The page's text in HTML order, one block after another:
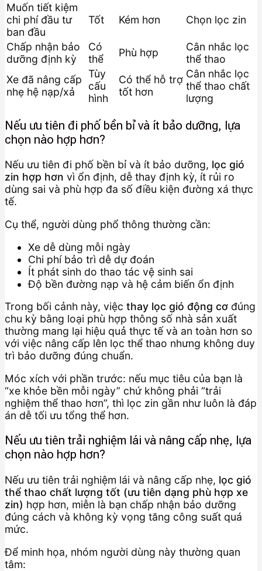
Muốn tiết kiệm
chi phí đầu tư
ban đầu
Tốt Kém hơn Chọn lọc zin
Chấp nhận bảo
dưỡng định kỳ
Có
thể
Phù hợp
Cân nhắc lọc
thể thao
Xe đã nâng cấp
nhẹ hệ nạp/xả
Tùy
cấu
hình
Có thể hỗ trợ
tốt hơn
Cân nhắc lọc
thể thao chất
lượng
Nếu ưu tiên đi phố bền bỉ và ít bảo dưỡng, lựa
chọn nào hợp hơn?
Nếu ưu tiên đi phố bền bỉ và ít bảo dưỡng, lọc gió
zin hợp hơn vì ổn định, dễ thay định kỳ, ít rủi ro
dùng sai và phù hợp đa số điều kiện đường xá thực
tế.
Cụ thể, người dùng phổ thông thường cần:
Xe dễ dùng mỗi ngày
Chi phí bảo trì dễ dự đoán
Ít phát sinh do thao tác vệ sinh sai
Độ bền đường nạp và hệ cảm biến ổn định
Trong bối cảnh này, việc thay lọc gió động cơ đúng
chu kỳ bằng loại phù hợp thông số nhà sản xuất
thường mang lại hiệu quả thực tế và an toàn hơn so
với việc nâng cấp lên lọc thể thao nhưng không duy
trì bảo dưỡng đúng chuẩn.
Móc xích với phần trước: nếu mục tiêu của bạn là
“xe khỏe bền mỗi ngày” chứ không phải “trải
nghiệm thể thao hơn”, thì lọc zin gần như luôn là đáp
án dễ tối ưu tổng thể hơn.
Nếu ưu tiên trải nghiệm lái và nâng cấp nhẹ, lựa
chọn nào hợp hơn?
Nếu ưu tiên trải nghiệm lái và nâng cấp nhẹ, lọc gió
thể thao chất lượng tốt (ưu tiên dạng phù hợp xe
zin) hợp hơn, miễn là bạn chấp nhận bảo dưỡng
đúng cách và không kỳ vọng tăng công suất quá
mức.
Để minh họa, nhóm người dùng này thường quan
tâm: